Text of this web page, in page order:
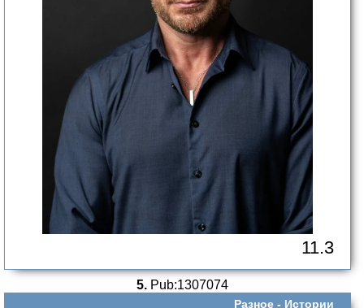
11.3
5.Pub:1307074
Разное - Истории